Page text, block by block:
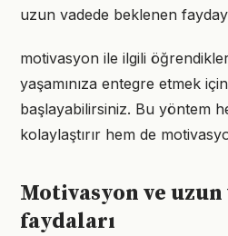
uzun vadede beklenen
motivasyon ile ilgili
yaşamınıza entegre etmek
başlayabilirsiniz. Bu yöntem
kolaylaştırır hem de
Motivasyon ve
faydaları